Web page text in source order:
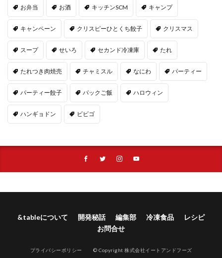
お弁当 お酒 キッチンSCM キャンプ
キャンペーン クリスピーひとくち餃子 クリスマス
スープ せいろ セカンド冷凍庫 たれ
たれつき肉焼売 チャミスル なにわ パーティー
パーティー餃子 パックご飯 ハロウィン
ハンギョドン ビビゴ
&tableについて 開発秘話 編集部 冷凍食品
レシピ
お問合せ
プライバシーポリシー © Copyright 株式会社イートアンドフーズ